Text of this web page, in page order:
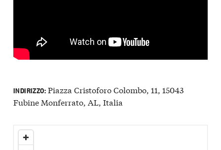
INDIRIZZO:Piazza Cristoforo Colombo, 11, 15043
Fubine Monferrato, AL, Italia